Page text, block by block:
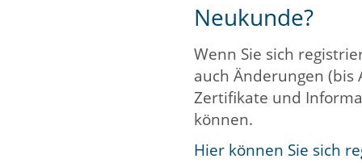
Neukunde?
Wenn Sie sich
auch Änderungen
Zertifikate und
können.
Hier können Sie sich